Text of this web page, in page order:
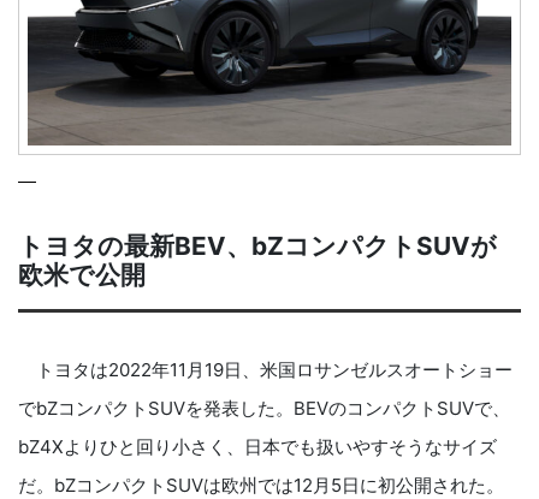
トヨタの最新BEV、bZコンパクトSUVが
欧米で公開
トヨタは2022年11月19日、米国ロサンゼルスオートショー
でbZコンパクトSUVを発表した。BEVのコンパクトSUVで、
bZ4Xよりひと回り小さく、日本でも扱いやすそうなサイズ
だ。bZコンパクトSUVは欧州では12月5日に初公開された。